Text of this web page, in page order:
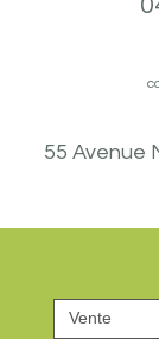
55 Avenue
Vente